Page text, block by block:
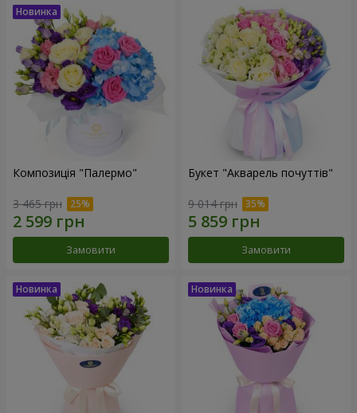
Композиція "Палермо"
3 465 грн
Замовити
Букет "Акварель почуттів"
9 014 грн
Замовити